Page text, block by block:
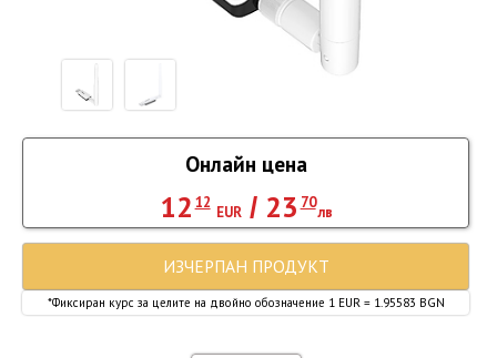
Онлайн цена
12 12
EUR/ 23 70
лв
*Фиксиран курс за целите на двойно обозначение 1 EUR = 1.95583 BGN
ИЗЧЕРПАН ПРОДУКТ